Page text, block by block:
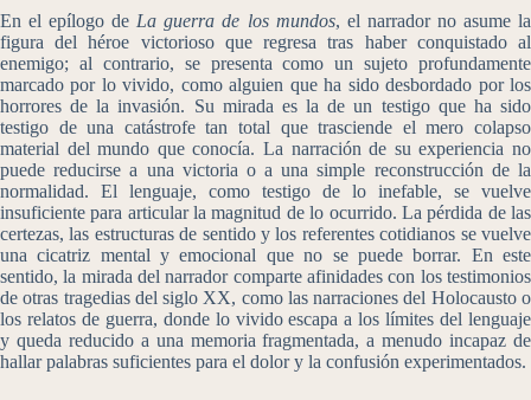
En el epílogo de La guerra de los mundos, el narrador no asume la
figura del héroe victorioso que regresa tras haber conquistado al
enemigo; al contrario, se presenta como un sujeto profundamente
marcado por lo vivido, como alguien que ha sido desbordado por los
horrores de la invasión. Su mirada es la de un testigo que ha sido
testigo de una catástrofe tan total que trasciende el mero colapso
material del mundo que conocía. La narración de su experiencia no
puede reducirse a una victoria o a una simple reconstrucción de la
normalidad. El lenguaje, como testigo de lo inefable, se vuelve
insuficiente para articular la magnitud de lo ocurrido. La pérdida de las
certezas, las estructuras de sentido y los referentes cotidianos se vuelve
una cicatriz mental y emocional que no se puede borrar. En este
sentido, la mirada del narrador comparte afinidades con los testimonios
de otras tragedias del siglo XX, como las narraciones del Holocausto o
los relatos de guerra, donde lo vivido escapa a los límites del lenguaje
y queda reducido a una memoria fragmentada, a menudo incapaz de
hallar palabras suficientes para el dolor y la confusión experimentados.